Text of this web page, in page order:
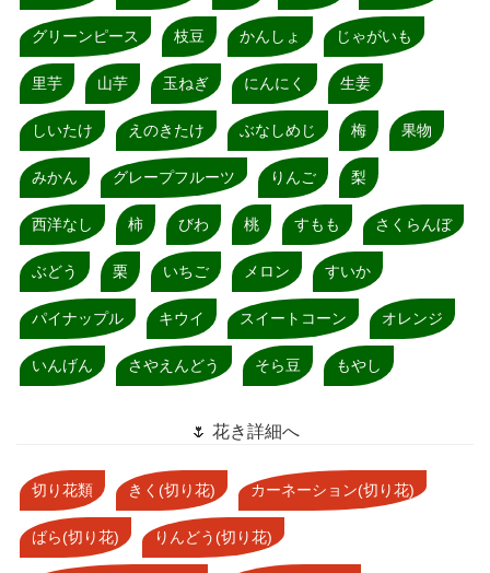
グリーンピース 枝豆 かんしょ じゃがいも
里芋 山芋 玉ねぎ にんにく 生姜
しいたけ えのきたけ ぶなしめじ 梅 果物
みかん グレープフルーツ りんご 梨
西洋なし 柿 びわ 桃 すもも さくらんぼ
ぶどう 栗 いちご メロン すいか
パイナップル キウイ スイートコーン オレンジ
いんげん さやえんどう そら豆 もやし
🌷 花き詳細へ
切り花類 きく(切り花) カーネーション(切り花)
ばら(切り花) りんどう(切り花)